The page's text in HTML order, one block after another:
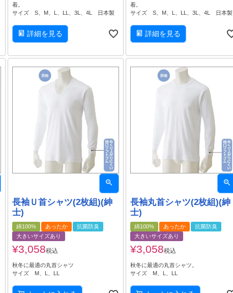
着。
サイズ S、M、L、LL、3L、4L 日本製
詳細を見る
着。
サイズ S、M、L、LL、3L、4L 日本製
詳細を見る
長袖Ｕ首シャツ(2枚組)(紳
士)
綿100% あったか
抗菌防臭
大きいサイズあり
¥3,058税込
秋冬に最適の丸首シャツ
サイズ M、L、LL
長袖丸首シャツ(2枚組)(紳
士)
綿100% あったか
抗菌防臭
大きいサイズあり
¥3,058税込
秋冬に最適の丸首シャツ。
サイズ M、L、LL